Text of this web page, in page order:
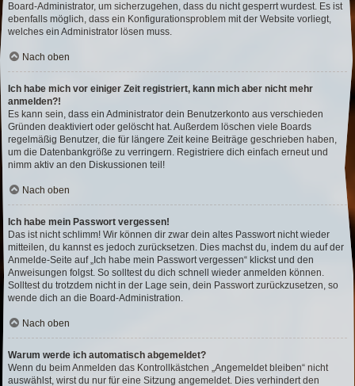
Board-Administrator, um sicherzugehen, dass du nicht gesperrt wurdest. Es ist
ebenfalls möglich, dass ein Konfigurationsproblem mit der Website vorliegt,
welches ein Administrator lösen muss.
Nach oben
Ich habe mich vor einiger Zeit registriert, kann mich aber nicht mehr
anmelden?!
Es kann sein, dass ein Administrator dein Benutzerkonto aus verschieden
Gründen deaktiviert oder gelöscht hat. Außerdem löschen viele Boards
regelmäßig Benutzer, die für längere Zeit keine Beiträge geschrieben haben,
um die Datenbankgröße zu verringern. Registriere dich einfach erneut und
nimm aktiv an den Diskussionen teil!
Nach oben
Ich habe mein Passwort vergessen!
Das ist nicht schlimm! Wir können dir zwar dein altes Passwort nicht wieder
mitteilen, du kannst es jedoch zurücksetzen. Dies machst du, indem du auf der
Anmelde-Seite auf „Ich habe mein Passwort vergessen“ klickst und den
Anweisungen folgst. So solltest du dich schnell wieder anmelden können.
Solltest du trotzdem nicht in der Lage sein, dein Passwort zurückzusetzen, so
wende dich an die Board-Administration.
Nach oben
Warum werde ich automatisch abgemeldet?
Wenn du beim Anmelden das Kontrollkästchen „Angemeldet bleiben“ nicht
auswählst, wirst du nur für eine Sitzung angemeldet. Dies verhindert den